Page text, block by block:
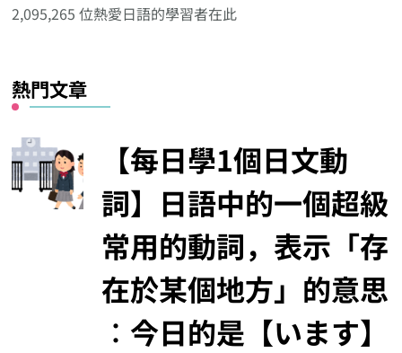
類
2,095,265 位熱愛日語的學習者在此
熱門文章
【每日學1個日文動
詞】日語中的一個超級
常用的動詞，表示「存
在於某個地方」的意思
︰今日的是【います】